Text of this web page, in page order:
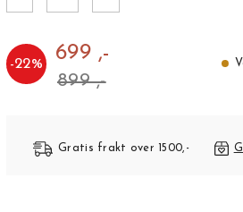
-22% 699 ,-
899 ,-
Gratis frakt over 1500,-